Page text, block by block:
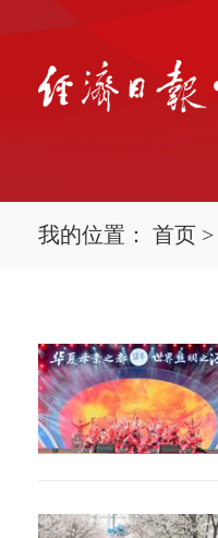
我的位置： 首页 >